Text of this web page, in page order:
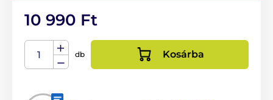
10 990 Ft
db Kosárba